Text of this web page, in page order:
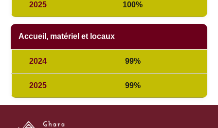
100%
Accueil, matériel et locaux
99%
99%